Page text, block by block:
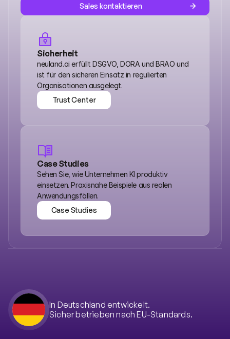
Sales kontaktieren
Sicherheit
neuland.ai erfüllt DSGVO, DORA und BRAO und
ist für den sicheren Einsatz in regulierten
Organisationen ausgelegt.
Trust Center
Case Studies
Sehen Sie, wie Unternehmen KI produktiv
einsetzen. Praxisnahe Beispiele aus realen
Anwendungsfällen.
Case Studies
In Deutschland entwickelt.
Sicher betrieben nach EU-Standards.